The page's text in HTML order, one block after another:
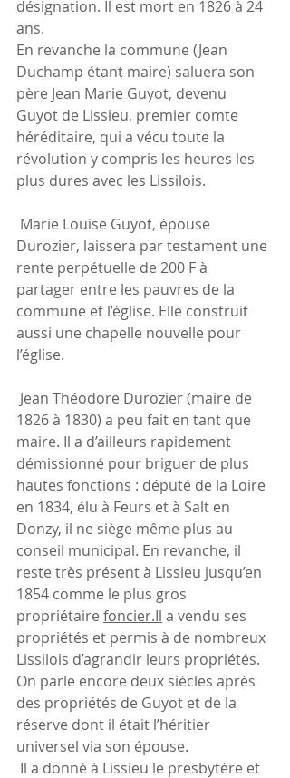
désignation. Il est mort en 1826 à 24
ans.
En revanche la commune (Jean
Duchamp étant maire) saluera son
père Jean Marie Guyot, devenu
Guyot de Lissieu, premier comte
héréditaire, qui a vécu toute la
révolution y compris les heures les
plus dures avec les Lissilois.
Durozier, laissera par testament une
rente perpétuelle de 200 F à
partager entre les pauvres de la
commune et l’église. Elle construit
aussi une chapelle nouvelle pour
l’église.
1826 à 1830) a peu fait en tant que
maire. Il a d’ailleurs rapidement
démissionné pour briguer de plus
hautes fonctions : député de la Loire
en 1834, élu à Feurs et à Salt en
Donzy, il ne siège même plus au
conseil municipal. En revanche, il
reste très présent à Lissieu jusqu’en
1854 comme le plus gros
propriétaire foncier.Il a vendu ses
propriétés et permis à de nombreux
Lissilois d’agrandir leurs propriétés.
On parle encore deux siècles après
des propriétés de Guyot et de la
réserve dont il était l’héritier
universel via son épouse.